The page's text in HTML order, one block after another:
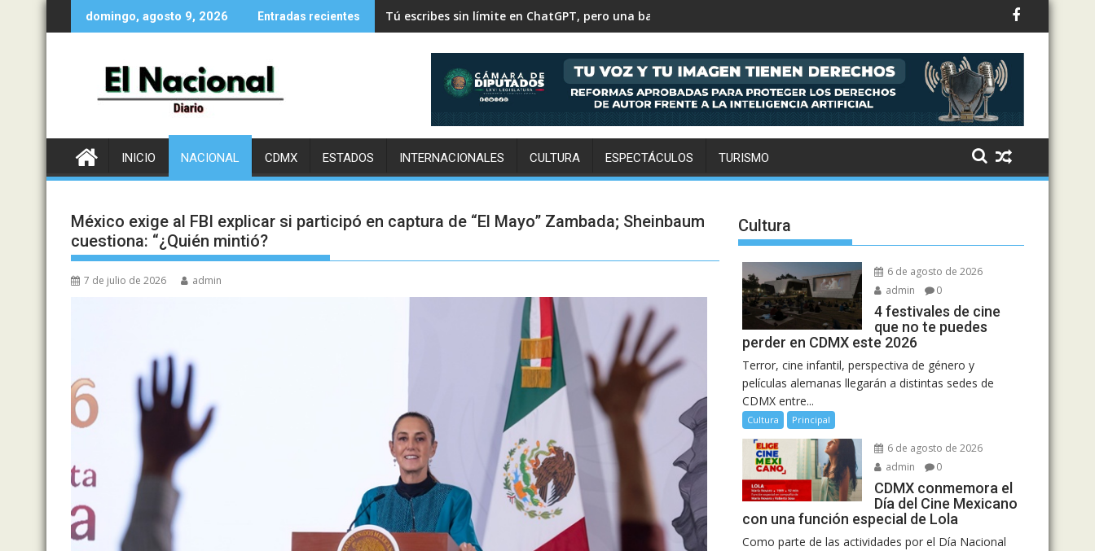
al
domingo, agosto 9, 2026 Entradas recientes 500 mil personas y 30 mil toneladas: el pulso diario de la Central de Abasto
INICIO NACIONAL CDMX ESTADOS INTERNACIONALES CULTURA ESPECTÁCULOS TURISMO
México exige al FBI explicar si participó en captura de “El Mayo” Zambada; Sheinbaum
cuestiona: “¿Quién mintió?
7 de julio de 2026 admin
Cultura
6 de agosto de 2026
admin
0
4 festivales de cine
que no te puedes
perder en CDMX este 2026
Terror, cine infantil, perspectiva de género y
películas alemanas llegarán a distintas sedes de
CDMX entre...
Cultura Principal
6 de agosto de 2026
admin
0
CDMX conmemora el
Día del Cine Mexicano
con una función especial de Lola
Como parte de las actividades por el Día Nacional